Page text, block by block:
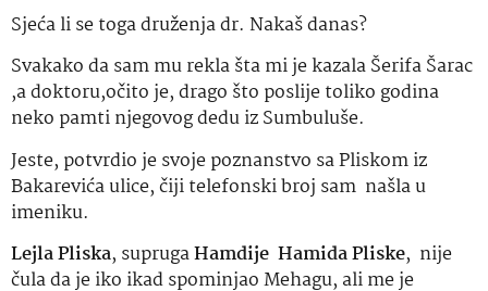
Sjeća li se toga druženja dr. Nakaš danas?
Svakako da sam mu rekla šta mi je kazala Šerifa Šarac
,a doktoru,očito je, drago što poslije toliko godina
neko pamti njegovog dedu iz Sumbuluše.
Jeste, potvrdio je svoje poznanstvo sa Pliskom iz
Bakarevića ulice, čiji telefonski broj sam našla u
imeniku.
Lejla Pliska, suprugaHamdije Hamida Pliske, nije
čula da je iko ikad spominjao Mehagu, ali me je